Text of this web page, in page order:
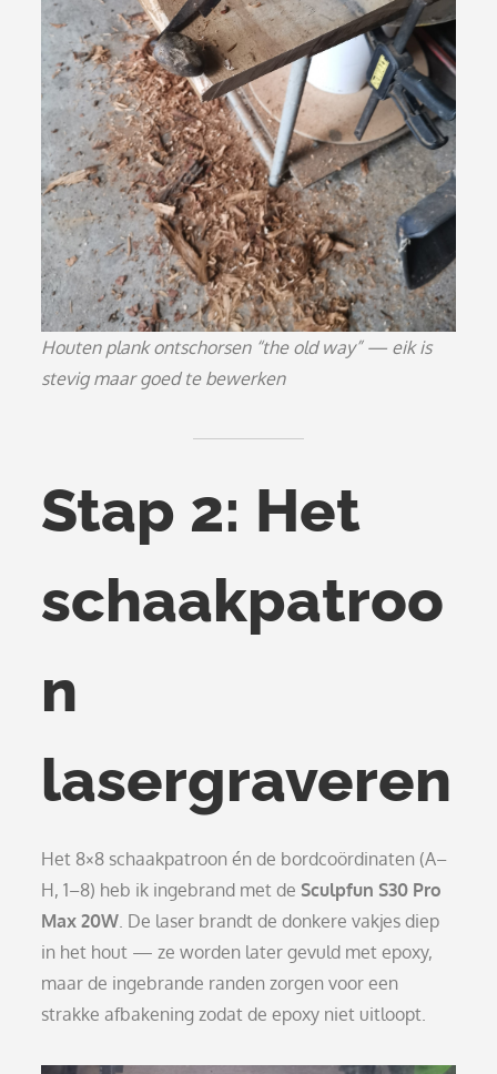
Houten plank ontschorsen “the old way” — eik is
stevig maar goed te bewerken
Stap 2: Het
schaakpatroo
n
lasergraveren
Het 8×8 schaakpatroon én de bordcoördinaten (A–
H, 1–8) heb ik ingebrand met de Sculpfun S30 Pro
Max 20W . De laser brandt de donkere vakjes diep
in het hout — ze worden later gevuld met epoxy,
maar de ingebrande randen zorgen voor een
strakke afbakening zodat de epoxy niet uitloopt.